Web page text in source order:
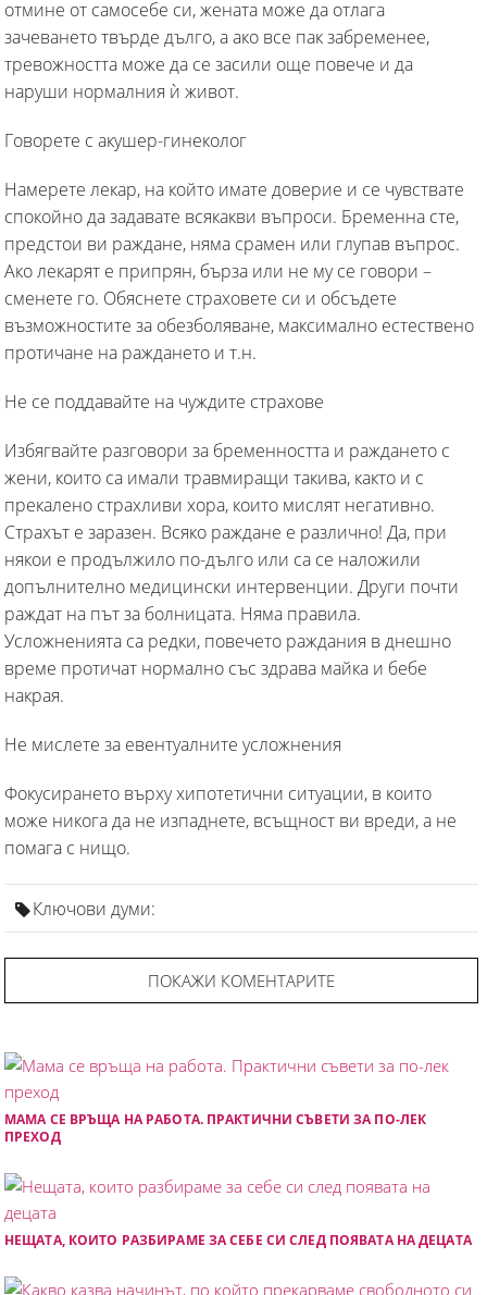
отмине от самосебе си, жената може да отлага
зачеването твърде дълго, а ако все пак забременее,
тревожността може да се засили още повече и да
наруши нормалния ѝ живот.
Говорете с акушер-гинеколог
Намерете лекар, на който имате доверие и се чувствате
спокойно да задавате всякакви въпроси. Бременна сте,
предстои ви раждане, няма срамен или глупав въпрос.
Ако лекарят е припрян, бърза или не му се говори –
сменете го. Обяснете страховете си и обсъдете
възможностите за обезболяване, максимално естествено
протичане на раждането и т.н.
Не се поддавайте на чуждите страхове
Избягвайте разговори за бременността и раждането с
жени, които са имали травмиращи такива, както и с
прекалено страхливи хора, които мислят негативно.
Страхът е заразен. Всяко раждане е различно! Да, при
някои е продължило по-дълго или са се наложили
допълнително медицински интервенции. Други почти
раждат на път за болницата. Няма правила.
Усложненията са редки, повечето раждания в днешно
време протичат нормално със здрава майка и бебе
накрая.
Не мислете за евентуалните усложнения
Фокусирането върху хипотетични ситуации, в които
може никога да не изпаднете, всъщност ви вреди, а не
помага с нищо.
Ключови думи:
ПОКАЖИ КОМЕНТАРИТЕ
МАМА СЕ ВРЪЩА НА РАБОТА. ПРАКТИЧНИ СЪВЕТИ ЗА ПО-ЛЕК
ПРЕХОД
НЕЩАТА, КОИТО РАЗБИРАМЕ ЗА СЕБЕ СИ СЛЕД ПОЯВАТА НА ДЕЦАТА